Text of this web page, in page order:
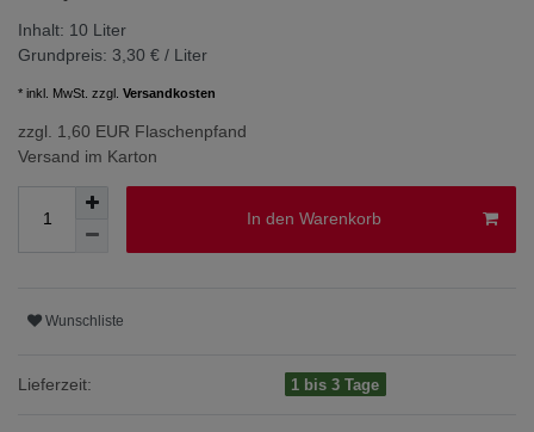
Inhalt: 10 Liter
Grundpreis: 3,30 € / Liter
* inkl. MwSt. zzgl. Versandkosten
zzgl. 1,60 EUR Flaschenpfand
Versand im Karton
In den Warenkorb
Wunschliste
Lieferzeit: 1 bis 3 Tage